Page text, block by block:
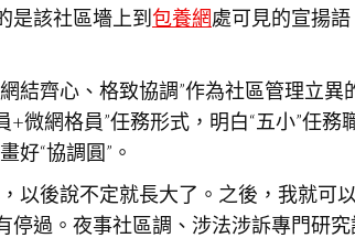
是該社區墻上到 包養網處可見的宣揚
結齊心、格致協調”作為社區管理立
網格員”任務形式，明白“五小”任務
好“協調圓”。
以後說不定就長大了。之後，我就可
過。夜事社區調、涉法涉訴專門研究